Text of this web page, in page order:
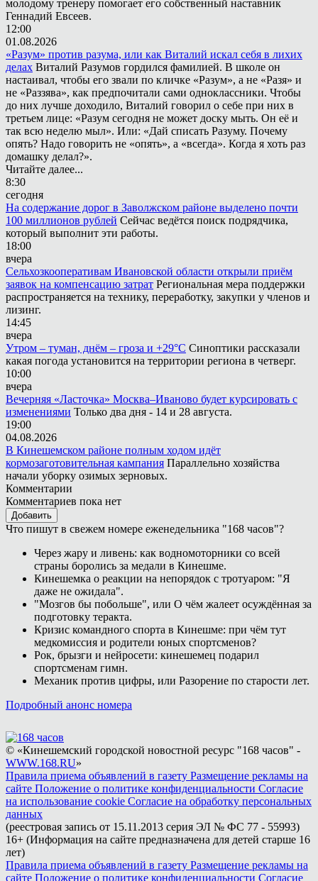
молодому тренеру помогает его собственный наставник
Геннадий Евсеев.
12:00
01.08.2026
«Разум» против разума, или как Виталий искал себя в лихих
делах Виталий Разумов гордился фамилией. В школе он
настаивал, чтобы его звали по кличке «Разум», а не «Разя» и
не «Раззява», как предпочитали сами одноклассники. Чтобы
до них лучше доходило, Виталий говорил о себе при них в
третьем лице: «Разум сегодня не может доску мыть. Он её и
так всю неделю мыл». Или: «Дай списать Разуму. Почему
опять? Надо говорить не «опять», а «всегда». Когда я хоть раз
домашку делал?».
Читайте далее...
8:30
сегодня
На содержание дорог в Заволжском районе выделено почти
100 миллионов рублей Сейчас ведётся поиск подрядчика,
который выполнит эти работы.
18:00
вчера
Сельхозкооперативам Ивановской области открыли приём
заявок на компенсацию затрат Региональная мера поддержки
распространяется на технику, переработку, закупки у членов и
лизинг.
14:45
вчера
Утром – туман, днём – гроза и +29°С Синоптики рассказали
какая погода установится на территории региона в четверг.
10:00
вчера
Вечерняя «Ласточка» Москва–Иваново будет курсировать с
изменениями Только два дня - 14 и 28 августа.
19:00
04.08.2026
В Кинешемском районе полным ходом идёт
кормозаготовительная кампания Параллельно хозяйства
начали уборку озимых зерновых.
Комментарии
Комментариев пока нет
Добавить
Что пишут в свежем номере еженедельника "168 часов"?
Через жару и ливень: как водномоторники со всей
страны боролись за медали в Кинешме.
Кинешемка о реакции на непорядок с тротуаром: "Я
даже не ожидала".
"Мозгов бы побольше", или О чём жалеет осуждённая за
подготовку теракта.
Кризис командного спорта в Кинешме: при чём тут
медкомиссия и родители юных спортсменов?
Рок, брызги и нейросети: кинешемец подарил
спортсменам гимн.
Механик против цифры, или Разорение по старости лет.
Подробный анонс номера
© «Кинешемский городской новостной ресурс "168 часов" -
WWW.168.RU»
Правила приема объявлений в газету Размещение рекламы на
сайте Положение о политике конфиденциальности Согласие
на использование cookie Согласие на обработку персональных
данных
(реестровая запись от 15.11.2013 серия ЭЛ № ФС 77 - 55993)
16+ (Информация на сайте предназначена для детей старше 16
лет)
Правила приема объявлений в газету Размещение рекламы на
сайте Положение о политике конфиденциальности Согласие